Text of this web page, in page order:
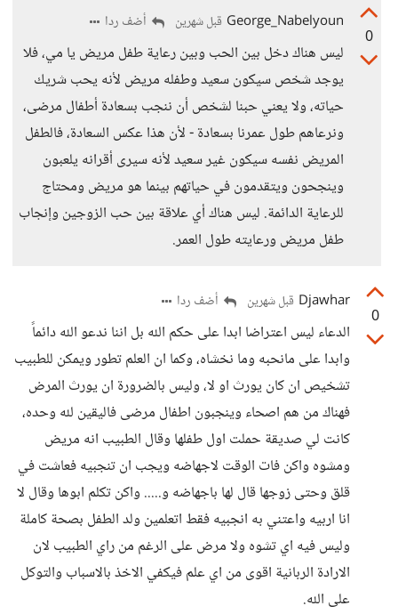
0
George_Nabelyoun قبل شهرين أضف ردا
ليس هناك دخل بين الحب وبين رعاية طفل مريض يا مي، فلا
يوجد شخص سيكون سعيد وطفله مريض لأنه يحب شريك
حياته، ولا يعني حبنا لشخص أن ننجب بسعادة أطفال مرضى،
ونرعاهم طول عمرنا بسعادة - لأن هذا عكس السعادة، فالطفل
المريض نفسه سيكون غير سعيد لأنه سيرى أقرانه يلعبون
وينجحون ويتقدمون في حياتهم بينما هو مريض ومحتاج
للرعاية الدائمة. ليس هناك أي علاقة بين حب الزوجين وإنجاب
طفل مريض ورعايته طول العمر.
0
Djawhar قبل شهرين أضف ردا
الدعاء ليس اعتراضا ابدا على حكم الله بل اننا ندعو الله دائماً
وابدا على مانحبه وما نخشاه، وكما ان العلم تطور ويمكن للطبيب
تشخيص ان كان يورث او لا، وليس بالضرورة ان يورث المرض
فهناك من هم اصحاء وينجبون اطفال مرضى فاليقين لله وحده،
كانت لي صديقة حملت اول طفلها وقال الطبيب انه مريض
ومشوه واكن فات الوقت لاجهاضه ويجب ان تنجبيه فعاشت في
قلق وحتى زوجها قال لها باجهاضه و..... واكن تكلم ابوها وقال لا
انا اربيه واعتني به انجبيه فقط اتعلمين ولد الطفل بصحة كاملة
وليس فيه اي تشوه ولا مرض على الرغم من راي الطبيب لان
الارادة الربانية اقوى من اي علم فيكفي الاخذ بالاسباب والتوكل
على الله.